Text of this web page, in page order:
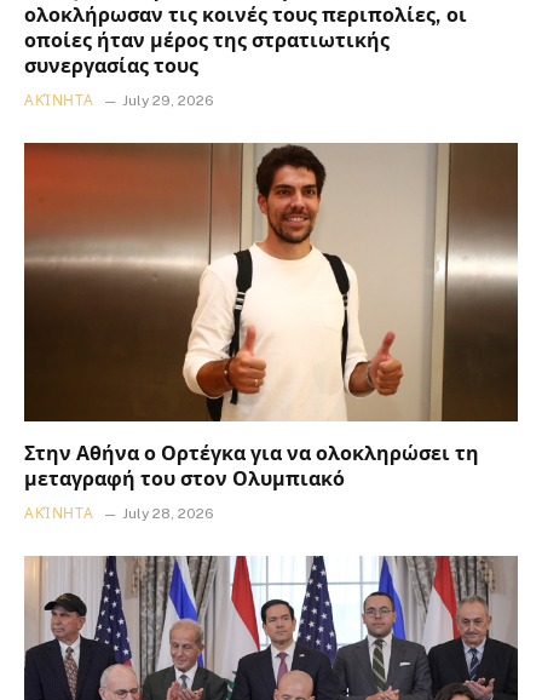
ολοκλήρωσαν τις κοινές τους περιπολίες, οι
οποίες ήταν μέρος της στρατιωτικής
συνεργασίας τους
ΑΚΊΝΗΤΑ July 29, 2026
Στην Αθήνα ο Ορτέγκα για να ολοκληρώσει τη
μεταγραφή του στον Ολυμπιακό
ΑΚΊΝΗΤΑ July 28, 2026